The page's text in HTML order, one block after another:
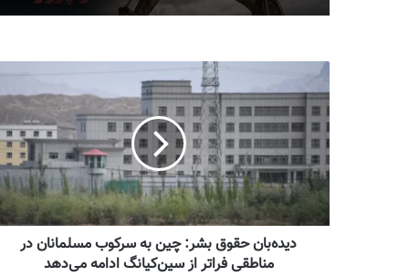
دیده‌بان حقوق بشر: چین به سرکوب مسلمانان در
مناطقی فراتر از سین‌کیانگ ادامه می‌دهد